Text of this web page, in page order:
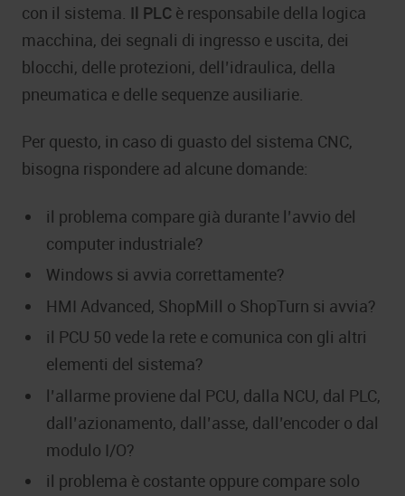
con il sistema. Il PLC è responsabile della logica
macchina, dei segnali di ingresso e uscita, dei
blocchi, delle protezioni, dell’idraulica, della
pneumatica e delle sequenze ausiliarie.
Per questo, in caso di guasto del sistema CNC,
bisogna rispondere ad alcune domande:
il problema compare già durante l’avvio del
computer industriale?
Windows si avvia correttamente?
HMI Advanced, ShopMill o ShopTurn si avvia?
il PCU 50 vede la rete e comunica con gli altri
elementi del sistema?
l’allarme proviene dal PCU, dalla NCU, dal PLC,
dall’azionamento, dall’asse, dall’encoder o dal
modulo I/O?
il problema è costante oppure compare solo